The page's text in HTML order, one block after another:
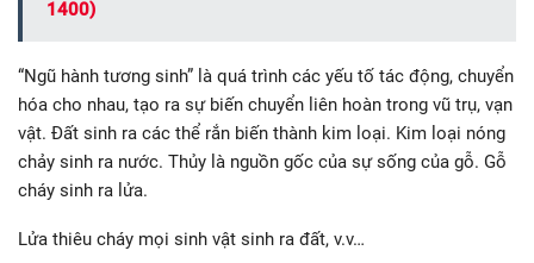
1400)
“Ngũ hành tương sinh” là quá trình các yếu tố tác động, chuyển
hóa cho nhau, tạo ra sự biến chuyển liên hoàn trong vũ trụ, vạn
vật. Đất sinh ra các thể rắn biến thành kim loại. Kim loại nóng
chảy sinh ra nước. Thủy là nguồn gốc của sự sống của gỗ. Gỗ
cháy sinh ra lửa.
Lửa thiêu cháy mọi sinh vật sinh ra đất, v.v…